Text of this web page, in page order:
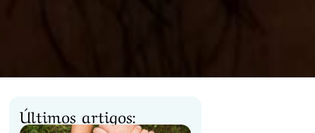
Últimos artigos: